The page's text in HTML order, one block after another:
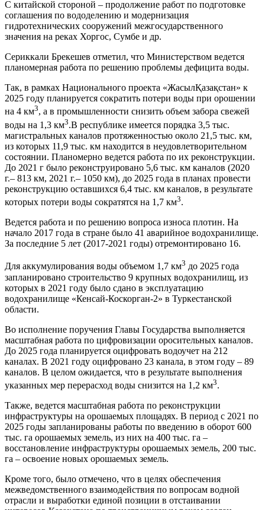
C китайской стороной – продолжение работ по подготовке
соглашения по вододелению и модернизация
гидротехнических сооружений межгосударственного
значения на реках Хоргос, Сумбе и др.
Сериккали Брекешев отметил, что Министерством ведется
планомерная работа по решению проблемы дефицита воды.
Так, в рамках Национального проекта «ЖасылҚазақстан» к
2025 году планируется сократить потери воды при орошении
на 4 км3, а в промышленности снизить объем забора свежей
воды на 1,3 км3.В республике имеется порядка 3,5 тыс.
магистральных каналов протяженностью около 21,5 тыс. км,
из которых 11,9 тыс. км находится в неудовлетворительном
состоянии. Планомерно ведется работа по их реконструкции.
До 2021 г было реконструировано 5,6 тыс. км каналов (2020
г.– 813 км, 2021 г.– 1050 км), до 2025 года в планах провести
реконструкцию оставшихся 6,4 тыс. км каналов, в результате
которых потери воды сократятся на 1,7 км3.
Ведется работа и по решению вопроса износа плотин. На
начало 2017 года в стране было 41 аварийное водохранилище.
За последние 5 лет (2017-2021 годы) отремонтировано 16.
Для аккумулирования воды объемом 1,7 км3 до 2025 года
запланировано строительство 9 крупных водохранилищ, из
которых в 2021 году было сдано в эксплуатацию
водохранилище «Кенсай-Коскорган-2» в Туркестанской
области.
Во исполнение поручения Главы Государства выполняется
масштабная работа по цифровизации оросительных каналов.
До 2025 года планируется оцифровать водоучет на 212
каналах. В 2021 году оцифровано 23 канала, в этом году – 89
каналов. В целом ожидается, что в результате выполнения
указанных мер перерасход воды снизится на 1,2 км3.
Также, ведется масштабная работа по реконструкции
инфраструктуры на орошаемых площадях. В период с 2021 по
2025 годы запланированы работы по введению в оборот 600
тыс. га орошаемых земель, из них на 400 тыс. га –
восстановление инфраструктуры орошаемых земель, 200 тыс.
га – освоение новых орошаемых земель.
Кроме того, было отмечено, что в целях обеспечения
межведомственного взаимодействия по вопросам водной
отрасли и выработки единой позиции в отстаивании